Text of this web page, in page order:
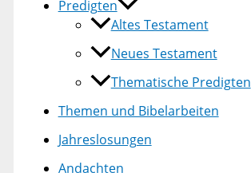
Predigten
Altes Testament
Neues Testament
Thematische Predigten
Themen und Bibelarbeiten
Jahreslosungen
Andachten